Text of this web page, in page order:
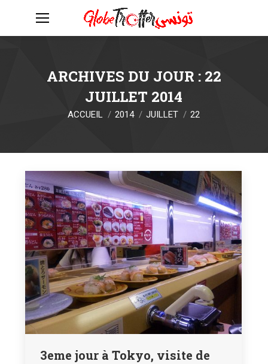
ARCHIVES DU JOUR : 22
JUILLET 2014
Vous êtes ici :ACCUEIL 2014 JUILLET 22
3eme jour à Tokyo, visite de